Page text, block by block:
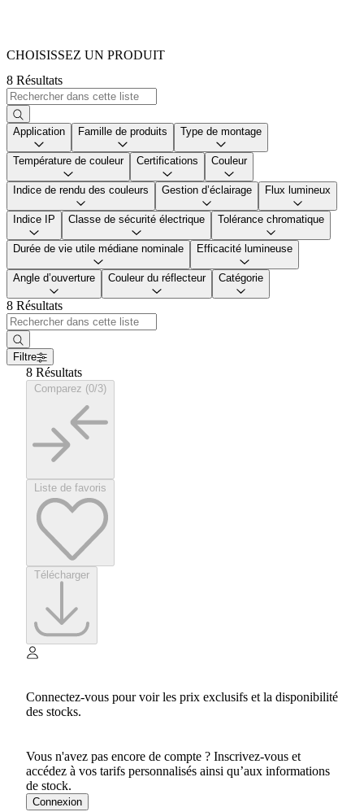
CHOISISSEZ UN PRODUIT
8 Résultats
Application Famille de produits Type de montage
Température de couleur Certifications Couleur
Indice de rendu des couleurs Gestion d’éclairage Flux lumineux
Indice IP Classe de sécurité électrique Tolérance chromatique
Durée de vie utile médiane nominale Efficacité lumineuse
Angle d’ouverture Couleur du réflecteur Catégorie
8 Résultats
Filtre
8 Résultats
Connectez-vous pour voir les prix exclusifs et la disponibilité
des stocks.
Vous n'avez pas encore de compte ? Inscrivez-vous et
accédez à vos tarifs personnalisés ainsi qu’aux informations
de stock.
Connexion